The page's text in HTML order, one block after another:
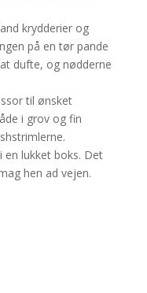
krydderier og
på en tør pande
dufte, og nødderne
til ønsket
i grov og fin
en lukket boks. Det
hen ad vejen.